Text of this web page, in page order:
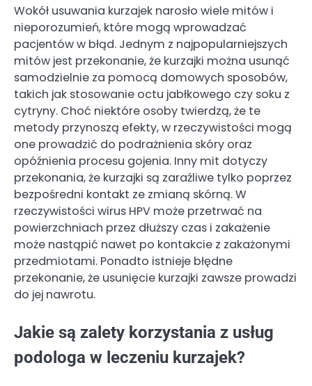
Wokół usuwania kurzajek narosło wiele mitów i
nieporozumień, które mogą wprowadzać
pacjentów w błąd. Jednym z najpopularniejszych
mitów jest przekonanie, że kurzajki można usunąć
samodzielnie za pomocą domowych sposobów,
takich jak stosowanie octu jabłkowego czy soku z
cytryny. Choć niektóre osoby twierdzą, że te
metody przynoszą efekty, w rzeczywistości mogą
one prowadzić do podrażnienia skóry oraz
opóźnienia procesu gojenia. Inny mit dotyczy
przekonania, że kurzajki są zaraźliwe tylko poprzez
bezpośredni kontakt ze zmianą skórną. W
rzeczywistości wirus HPV może przetrwać na
powierzchniach przez dłuższy czas i zakażenie
może nastąpić nawet po kontakcie z zakażonymi
przedmiotami. Ponadto istnieje błędne
przekonanie, że usunięcie kurzajki zawsze prowadzi
do jej nawrotu.
Jakie są zalety korzystania z usług
podologa w leczeniu kurzajek?